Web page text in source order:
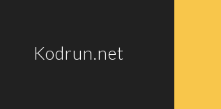
Kodrun.net